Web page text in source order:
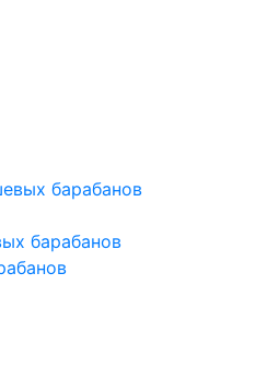
барабанов
барабанов